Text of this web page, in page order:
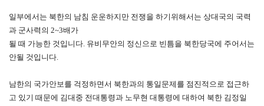
일부에서는 북한의 남침 운운하지만 전쟁을 하기위해서는 상대국의 국력
과 군사력의 2~3배가
될 때 가능한 것입니다. 유비무안의 정신으로 빈틈을 북한당국에 주어서는
안될 것입니다.
남한의 국가안보를 걱정하면서 북한과의 통일문제를 점진적으로 접근하
고 있기 때문에 김대중 전대통령과 노무현 대통령에 대하여 북한 김정일